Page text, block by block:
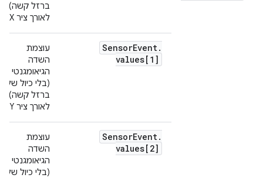
ברזל קשה)
לאורך ציר X.
SensorEvent.
values[1]
עוצמת
השדה
הגיאומגנטי
(בלי כיול של
ברזל קשה)
לאורך ציר Y.
SensorEvent.
values[2]
עוצמת
השדה
הגיאומגנטי
(בלי כיול של